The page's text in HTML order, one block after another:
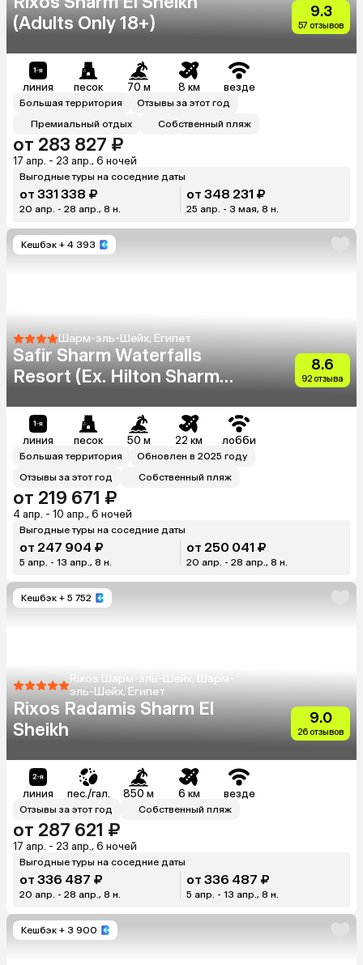
(Adults Only 18+)
9.3
57 отзывов
линия песок 70 м 8 км везде
Большая территория
Отзывы за этот год
Премиальный отдых
Собственный пляж
от 283 827 ₽
17 апр. - 23 апр., 6 ночей
Выгодные туры на соседние даты
от 331 338 ₽
20 апр. - 28 апр., 8 н.
от 348 231 ₽
25 апр. - 3 мая, 8 н.
Кешбэк + 4 393
Шарм-эль-Шейх, Египет
Safir Sharm Waterfalls
Resort (Ex. Hilton Sharm
8.6
92 отзыва
линия песок 50 м 22 км лобби
Большая территория
Обновлен в 2025 году
Отзывы за этот год
Собственный пляж
от 219 671 ₽
4 апр. - 10 апр., 6 ночей
Выгодные туры на соседние даты
от 247 904 ₽
5 апр. - 13 апр., 8 н.
от 250 041 ₽
20 апр. - 28 апр., 8 н.
Кешбэк + 5 752
Rixos Шарм-эль-Шейх, Шарм-
эль-Шейх, Египет
Rixos Radamis Sharm El
Sheikh
9.0
26 отзывов
линия пес./гал. 850 м 6 км везде
Отзывы за этот год Собственный пляж
от 287 621 ₽
17 апр. - 23 апр., 6 ночей
Выгодные туры на соседние даты
от 336 487 ₽
20 апр. - 28 апр., 8 н.
от 336 487 ₽
5 апр. - 13 апр., 8 н.
Кешбэк + 3 900